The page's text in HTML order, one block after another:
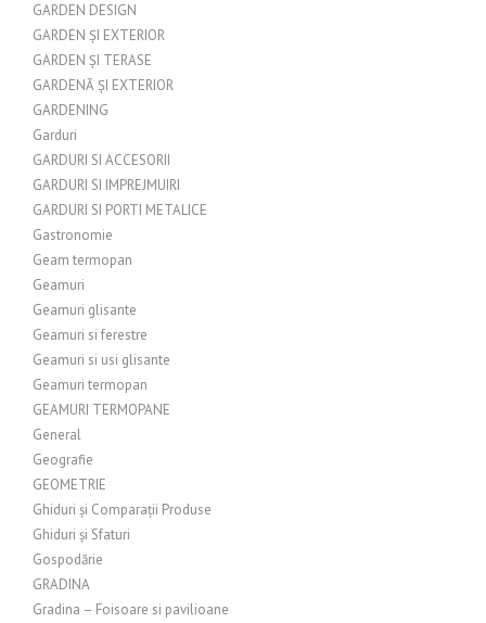
GARDEN DESIGN
GARDEN ȘI EXTERIOR
GARDEN ȘI TERASE
GARDENĂ ȘI EXTERIOR
GARDENING
Garduri
GARDURI SI ACCESORII
GARDURI SI IMPREJMUIRI
GARDURI SI PORTI METALICE
Gastronomie
Geam termopan
Geamuri
Geamuri glisante
Geamuri si ferestre
Geamuri si usi glisante
Geamuri termopan
GEAMURI TERMOPANE
General
Geografie
GEOMETRIE
Ghiduri și Comparații Produse
Ghiduri și Sfaturi
Gospodărie
GRADINA
Gradina – Foisoare si pavilioane